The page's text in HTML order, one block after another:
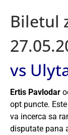
Biletul
vs
Ertis Pavlodar
opt puncte.
va incerca sa
disputate pana